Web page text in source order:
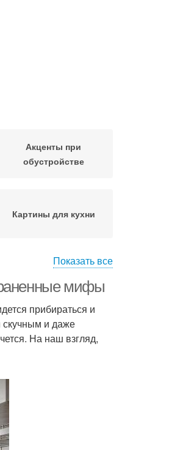
Акценты при
обустройстве
Картины для кухни
Показать все
мифы
прибираться и
скучным и даже
На наш взгляд,